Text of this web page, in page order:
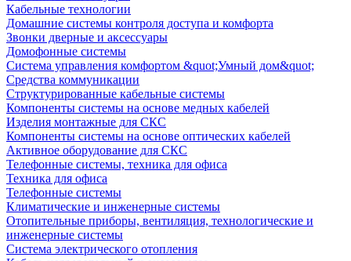
Кабельные технологии
Домашние системы контроля доступа и комфорта
Звонки дверные и аксессуары
Домофонные системы
Система управления комфортом &quot;Умный дом&quot;
Средства коммуникации
Структурированные кабельные системы
Компоненты системы на основе медных кабелей
Изделия монтажные для СКС
Компоненты системы на основе оптических кабелей
Активное оборудование для СКС
Телефонные системы, техника для офиса
Техника для офиса
Телефонные системы
Климатические и инженерные системы
Отопительные приборы, вентиляция, технологические и
инженерные системы
Система электрического отопления